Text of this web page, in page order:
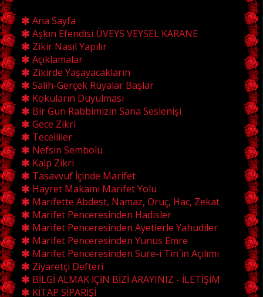
Ana Sayfa
Aşkın Efendisi ÜVEYS VEYSEL KARANE
Zikir Nasıl Yapılır
Açıklamalar
Zikirde Yaşayacakların
Salih-Gerçek Rüyalar Başlar
Kokuların Duyulması
Bir Gün Rabbimizin Sana Seslenişi
Gece Zikri
Tecelliler
Nefsin Sembolü
Kalp Zikri
Tasavvuf İçinde Marifet
Hayret Makamı Marifet Yolu
Marifette Abdest, Namaz, Oruç, Hac, Zekat
Marifet Penceresinden Hadisler
Marifet Penceresinden Ayetlerle Yahudiler
Marifet Penceresinden Yunus Emre
Marifet Penceresinden Sure-i Tin´in Açılımı
Ziyaretçi Defteri
BİLGİ ALMAK İÇİN BİZİ ARAYINIZ - İLETİŞİM
KİTAP SİPARİŞİ